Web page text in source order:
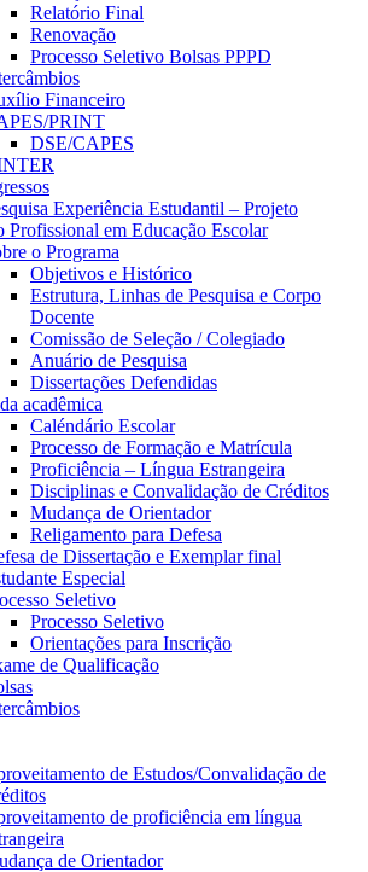
Relatório Final
Renovação
Processo Seletivo Bolsas PPPD
Financeiro
PRINT
DSE/CAPES
Experiência Estudantil – Projeto
Profissional em Educação Escolar
o Programa
Objetivos e Histórico
Estrutura, Linhas de Pesquisa e Corpo
Docente
Comissão de Seleção / Colegiado
Anuário de Pesquisa
Dissertações Defendidas
acadêmica
Caléndário Escolar
Processo de Formação e Matrícula
Proficiência – Língua Estrangeira
Disciplinas e Convalidação de Créditos
Mudança de Orientador
Religamento para Defesa
de Dissertação e Exemplar final
Especial
Seletivo
Processo Seletivo
Orientações para Inscrição
de Qualificação
de Estudos/Convalidação de
de proficiência em língua
de Orientador